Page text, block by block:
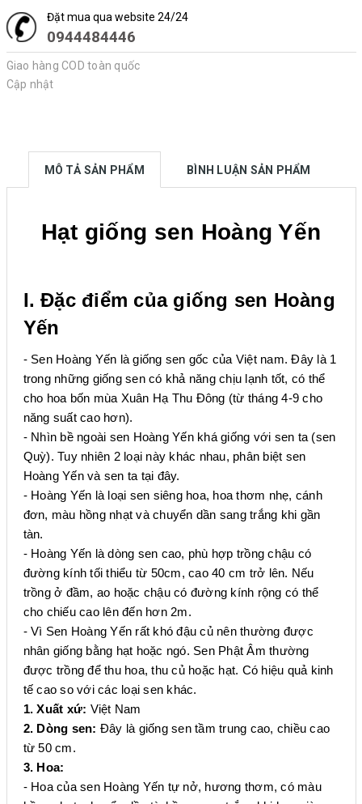
Đặt mua qua website 24/24
0944484446
Giao hàng COD toàn quốc
Cập nhật
MÔ TẢ SẢN PHẨM BÌNH LUẬN SẢN PHẨM
Hạt giống sen Hoàng Yến
I. Đặc điểm của giống sen Hoàng
Yến
- Sen Hoàng Yến là giống sen gốc của Việt nam. Đây là 1
trong những giống sen có khả năng chịu lạnh tốt, có thể
cho hoa bốn mùa Xuân Hạ Thu Đông (từ tháng 4-9 cho
năng suất cao hơn).
- Nhìn bề ngoài sen Hoàng Yến khá giống với sen ta (sen
Quỳ). Tuy nhiên 2 loại này khác nhau, phân biệt sen
Hoàng Yến và sen ta tại đây.
- Hoàng Yến là loại sen siêng hoa, hoa thơm nhẹ, cánh
đơn, màu hồng nhạt và chuyển dần sang trắng khi gần
tàn.
- Hoàng Yến là dòng sen cao, phù hợp trồng chậu có
đường kính tối thiểu từ 50cm, cao 40 cm trở lên. Nếu
trồng ở đầm, ao hoặc chậu có đường kính rộng có thể
cho chiếu cao lên đến hơn 2m.
- Vì Sen Hoàng Yến rất khó đậu củ nên thường được
nhân giống bằng hạt hoặc ngó. Sen Phật Âm thường
được trồng để thu hoa, thu củ hoặc hạt. Có hiệu quả kinh
tế cao so với các loại sen khác.
1. Xuất xứ: Việt Nam
2. Dòng sen: Đây là giống sen tầm trung cao, chiều cao
từ 50 cm.
3. Hoa:
- Hoa của sen Hoàng Yến tự nở, hương thơm, có màu